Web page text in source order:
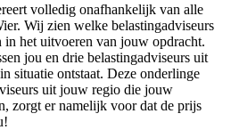
volledig onafhankelijk van alle
Wij zien welke belastingadviseurs
het uitvoeren van jouw opdracht.
jou en drie belastingadviseurs uit
situatie ontstaat. Deze onderlinge
uit jouw regio die jouw
zorgt er namelijk voor dat de prijs